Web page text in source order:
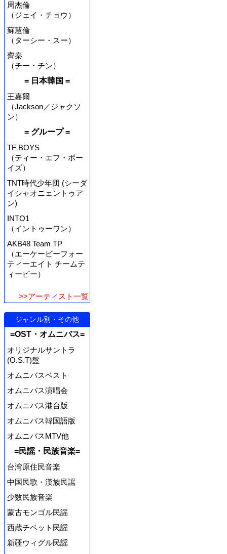
周杰倫
（ジェイ・チョウ）
蘇慧倫
（ターシー・スー）
齊秦
（チー・チン）
= 日本韓国 =
王嘉爾
（Jackson／ジャクソ
ン）
= グループ =
TF BOYS
（ティー・エフ・ボー
イズ）
TNT時代少年団 (シーダ
イシャオニェントゥア
ン)
INTO1
（イントゥーワン）
AKB48 Team TP
（エーケービーフォー
ティーエイト チームテ
ィーピー）
>>アーティスト一覧
ジャンル別・その他
=OST・オムニバス=
オリジナルサントラ
(O.S.T)盤
オムニバスベスト
オムニバス演唱会
オムニバス港台版
オムニバス韓国語版
オムニバスMTV他
=民謡・民族音楽=
台湾原住民音楽
中国民歌・漢族民謡
少数民族音楽
蒙古モンゴル民謡
西蔵チベット民謡
新疆ウィグル民謡